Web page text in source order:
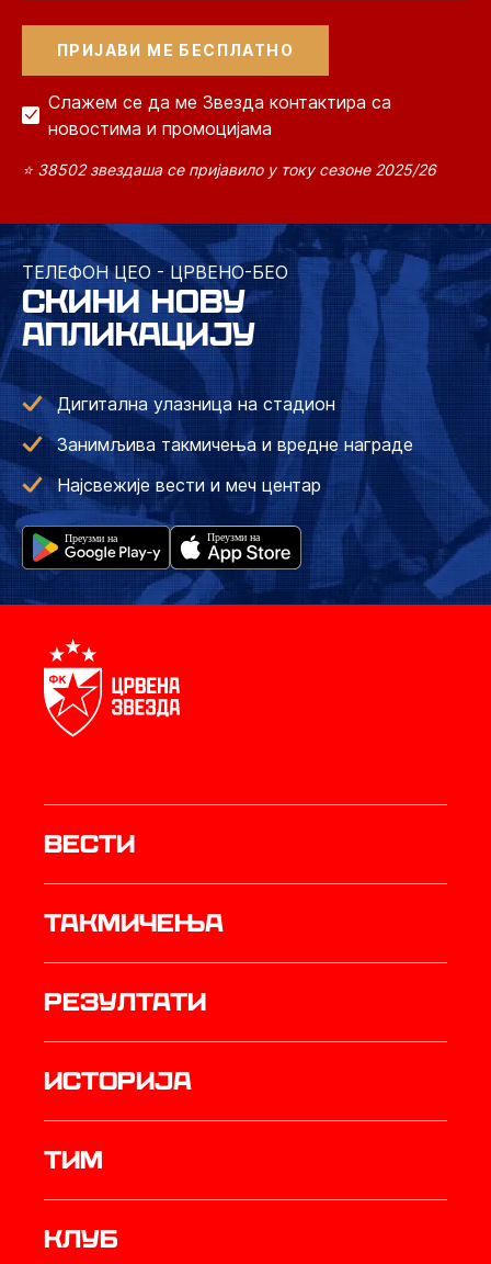
Слажем се да ме Звезда контактира са
новостима и промоцијама
⭐ 38502 звездаша се пријавило у току сезоне 2025/26
ТЕЛЕФОН ЦЕО - ЦРВЕНО-БЕО
СКИНИ НОВУ
АПЛИКАЦИЈУ
Дигитална улазница на стадион
Занимљива такмичења и вредне награде
Најсвежије вести и меч центар
Вести
Такмичења
резултати
историја
ТИМ
Клуб